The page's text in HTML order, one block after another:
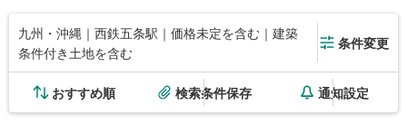
九州・沖縄｜西鉄五条駅｜価格未定を含む｜建築
条件付き土地を含む
条件変更
おすすめ順 検索条件保存 通知設定